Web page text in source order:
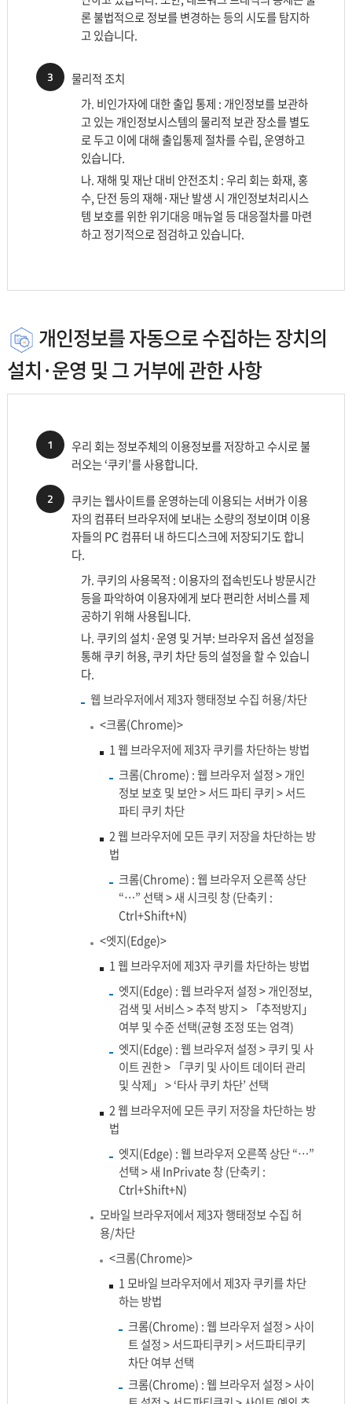
론 불법적으로 정보를 변경하는 등의 시도를 탐지하
고 있습니다.
3
물리적 조치
가. 비인가자에 대한 출입 통제 : 개인정보를 보관하
고 있는 개인정보시스템의 물리적 보관 장소를 별도
로 두고 이에 대해 출입통제 절차를 수립, 운영하고
있습니다.
나. 재해 및 재난 대비 안전조치 : 우리 회는 화재, 홍
수, 단전 등의 재해·재난 발생 시 개인정보처리시스
템 보호를 위한 위기대응 매뉴얼 등 대응절차를 마련
하고 정기적으로 점검하고 있습니다.
개인정보를 자동으로 수집하는 장치의
설치·운영 및 그 거부에 관한 사항
1
우리 회는 정보주체의 이용정보를 저장하고 수시로 불
러오는 ‘쿠키’를 사용합니다.
2
쿠키는 웹사이트를 운영하는데 이용되는 서버가 이용
자의 컴퓨터 브라우저에 보내는 소량의 정보이며 이용
자들의 PC 컴퓨터 내 하드디스크에 저장되기도 합니
다.
가. 쿠키의 사용목적 : 이용자의 접속빈도나 방문시간
등을 파악하여 이용자에게 보다 편리한 서비스를 제
공하기 위해 사용됩니다.
나. 쿠키의 설치·운영 및 거부: 브라우저 옵션 설정을
통해 쿠키 허용, 쿠키 차단 등의 설정을 할 수 있습니
다.
웹 브라우저에서 제3자 행태정보 수집 허용/차단
<크롬(Chrome)>
1 웹 브라우저에 제3자 쿠키를 차단하는 방법
크롬(Chrome) : 웹 브라우저 설정 > 개인
정보 보호 및 보안 > 서드 파티 쿠키 > 서드
파티 쿠키 차단
2 웹 브라우저에 모든 쿠키 저장을 차단하는 방
법
크롬(Chrome) : 웹 브라우저 오른쪽 상단
“…” 선택 > 새 시크릿 창 (단축키 :
Ctrl+Shift+N)
<엣지(Edge)>
1 웹 브라우저에 제3자 쿠키를 차단하는 방법
엣지(Edge) : 웹 브라우저 설정 > 개인정보,
검색 및 서비스 > 추적 방지 > 「추적방지」
여부 및 수준 선택(균형 조정 또는 엄격)
엣지(Edge) : 웹 브라우저 설정 > 쿠키 및 사
이트 권한 > 「쿠키 및 사이트 데이터 관리
및 삭제」 > ‘타사 쿠키 차단’ 선택
2 웹 브라우저에 모든 쿠키 저장을 차단하는 방
법
엣지(Edge) : 웹 브라우저 오른쪽 상단 “…”
선택 > 새 InPrivate 창 (단축키 :
Ctrl+Shift+N)
모바일 브라우저에서 제3자 행태정보 수집 허
용/차단
<크롬(Chrome)>
1 모바일 브라우저에서 제3자 쿠키를 차단
하는 방법
크롬(Chrome) : 웹 브라우저 설정 > 사이
트 설정 > 서드파티쿠키 > 서드파티쿠키
차단 여부 선택
크롬(Chrome) : 웹 브라우저 설정 > 사이